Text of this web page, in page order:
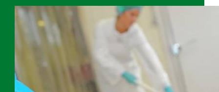
de
ayuda
la
navegación